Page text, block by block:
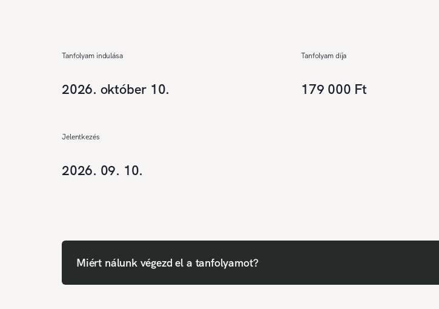
Tanfolyam indulása
2026. október 10.
Tanfolyam díja
179 000 Ft
Jelentkezés
2026. 09. 10.
Miért nálunk végezd el a tanfolyamot?